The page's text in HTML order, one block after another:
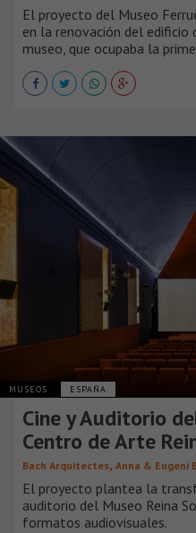
El proyecto del Museo
en la renovación del edificio
museo, que ocupaba la
MUSEOS ESPAÑA
Cine y Auditorio
Centro de Arte
Bach Arquitectes, Anna & Eugeni
El proyecto plantea la
auditorio del Museo Reina
formatos audiovisuales.